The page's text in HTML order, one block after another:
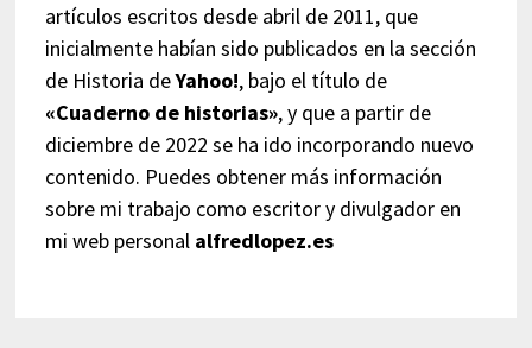
artículos escritos desde abril de 2011, que
inicialmente habían sido publicados en la sección
de Historia deYahoo!, bajo el título de
«Cuaderno de historias», y que a partir de
diciembre de 2022 se ha ido incorporando nuevo
contenido. Puedes obtener más información
sobre mi trabajo como escritor y divulgador en
mi web personal alfredlopez.es